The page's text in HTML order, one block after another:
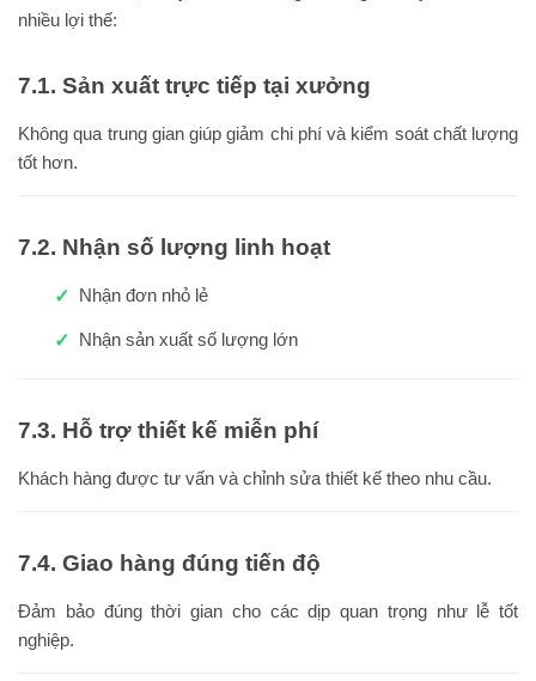
nhiều lợi thế:
7.1. Sản xuất trực tiếp tại xưởng
Không qua trung gian giúp giảm chi phí và kiểm soát chất lượng
tốt hơn.
7.2. Nhận số lượng linh hoạt
Nhận đơn nhỏ lẻ
Nhận sản xuất số lượng lớn
7.3. Hỗ trợ thiết kế miễn phí
Khách hàng được tư vấn và chỉnh sửa thiết kế theo nhu cầu.
7.4. Giao hàng đúng tiến độ
Đảm bảo đúng thời gian cho các dịp quan trọng như lễ tốt
nghiệp.